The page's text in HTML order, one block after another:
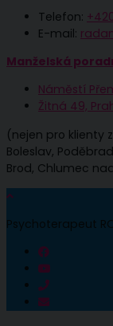
Telefon:
E-mail:
Manželská
Náměstí
Žitná 49,
(nejen pro klienty
Boleslav,
Brod, Chlumec
Psychoterapeut